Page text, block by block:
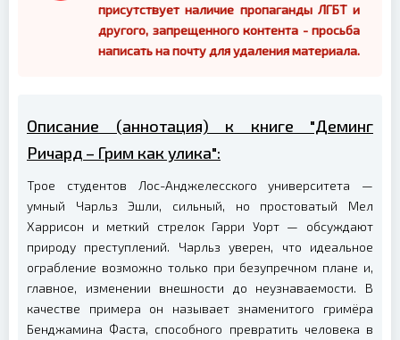
присутствует наличие пропаганды ЛГБТ и
другого, запрещенного контента - просьба
написать на почту для удаления материала.
Описание (аннотация) к книге "Деминг
Ричард – Грим как улика":
Трое студентов Лос-Анджелесского университета —
умный Чарльз Эшли, сильный, но простоватый Мел
Харрисон и меткий стрелок Гарри Уорт — обсуждают
природу преступлений. Чарльз уверен, что идеальное
ограбление возможно только при безупречном плане и,
главное, изменении внешности до неузнаваемости. В
качестве примера он называет знаменитого гримёра
Бенджамина Фаста, способного превратить человека в